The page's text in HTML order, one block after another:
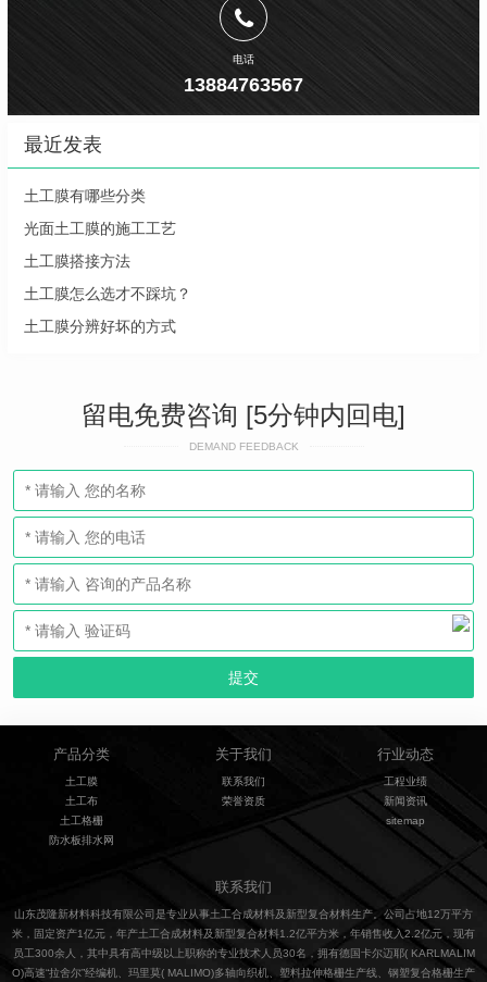
电话
13884763567
最近发表
土工膜有哪些分类
光面土工膜的施工工艺
土工膜搭接方法
土工膜怎么选才不踩坑？
土工膜分辨好坏的方式
留电免费咨询 [5分钟内回电]
DEMAND FEEDBACK
产品分类
土工膜
土工布
土工格栅
防水板排水网
关于我们
联系我们
荣誉资质
行业动态
工程业绩
新闻资讯
sitemap
联系我们
山东茂隆新材料科技有限公司是专业从事土工合成材料及新型复合材料生产。公司占地12万平方
米，固定资产1亿元，年产土工合成材料及新型复合材料1.2亿平方米，年销售收入2.2亿元，现有
员工300余人，其中具有高中级以上职称的专业技术人员30名，拥有德国卡尔迈耶( KARLMALIM
O)高速“拉舍尔”经编机、玛里莫( MALIMO)多轴向织机、塑料拉伸格栅生产线、钢塑复合格栅生产